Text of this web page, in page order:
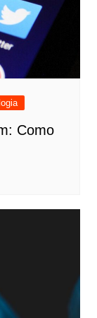
Como